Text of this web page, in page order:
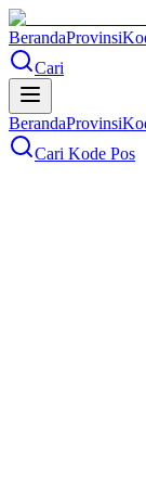
BerandaProvinsi
Cari
BerandaProvinsi
Cari Kode Pos